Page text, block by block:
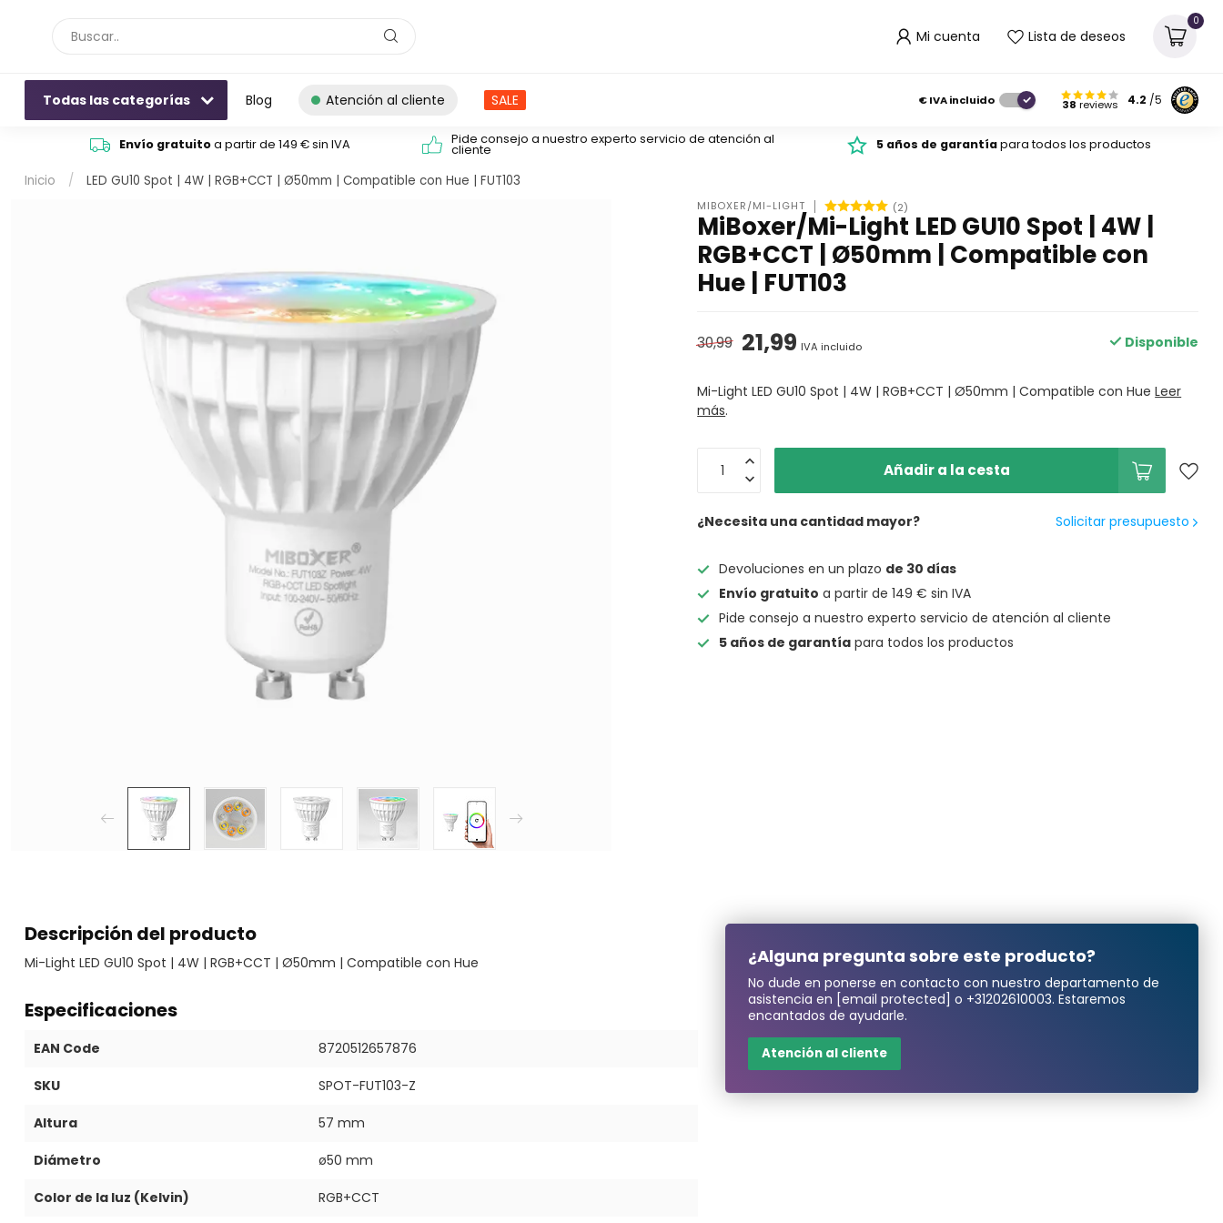
Mi cuenta Lista de deseos
0
Todas las categorías Blog Atención al cliente SALE €IVA incluido 38 reviews 4.2 /5
Envío gratuitoa partir de 149 € sin IVA Pide consejo a nuestro experto servicio de atención al
cliente 5 años de garantíapara todos los productos
Inicio / LED GU10 Spot | 4W | RGB+CCT | Ø50mm | Compatible con Hue | FUT103
MIBOXER/MI-LIGHT (2)
MiBoxer/Mi-Light LED GU10 Spot | 4W |
RGB+CCT | Ø50mm | Compatible con
Hue | FUT103
30,99 21,99 IVA incluido Disponible
Mi-Light LED GU10 Spot | 4W | RGB+CCT | Ø50mm | Compatible con HueLeer
más.
Añadir a la cesta
¿Necesita una cantidad mayor? Solicitar presupuesto
Devoluciones en un plazo de 30 días
Envío gratuito a partir de 149 € sin IVA
Pide consejo a nuestro experto servicio de atención al cliente
5 años de garantía para todos los productos
Descripción del producto
Mi-Light LED GU10 Spot | 4W | RGB+CCT | Ø50mm | Compatible con Hue
Especificaciones
EAN Code 8720512657876
SKU SPOT-FUT103-Z
Altura 57 mm
Diámetro ø50 mm
Color de la luz (Kelvin) RGB+CCT
¿Alguna pregunta sobre este producto?
No dude en ponerse en contacto con nuestro departamento de
asistencia en [email protected] o +31202610003. Estaremos
encantados de ayudarle.
Atención al cliente